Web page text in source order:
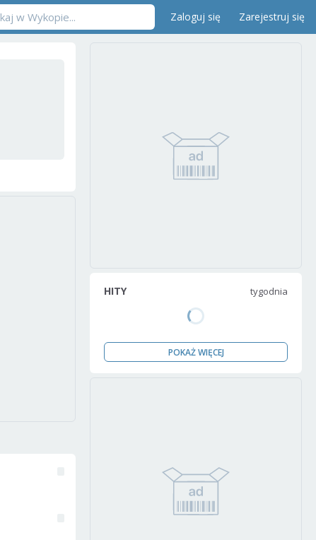
Zaloguj się Zarejestruj się
HITY tygodnia
POKAŻ WIĘCEJ